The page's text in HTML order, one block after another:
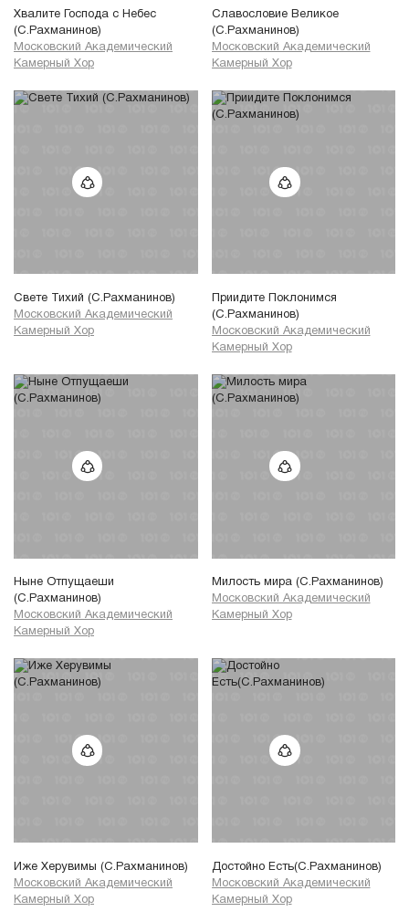
Хвалите Господа с Небес
(С.Рахманинов)
Московский Академический
Камерный Хор
Славословие Великое
(С.Рахманинов)
Московский Академический
Камерный Хор
Свете Тихий (С.Рахманинов)
Московский Академический
Камерный Хор
Приидите Поклонимся
(С.Рахманинов)
Московский Академический
Камерный Хор
Ныне Отпущаеши
(С.Рахманинов)
Московский Академический
Камерный Хор
Милость мира (С.Рахманинов)
Московский Академический
Камерный Хор
Иже Херувимы (С.Рахманинов)
Московский Академический
Камерный Хор
Достойно Есть(С.Рахманинов)
Московский Академический
Камерный Хор